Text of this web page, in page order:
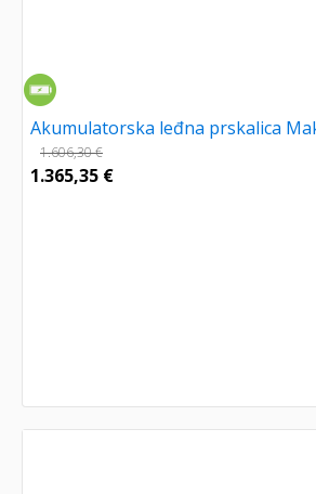
Akumulatorska leđna prskalica
1.606,30€
1.365,35 €